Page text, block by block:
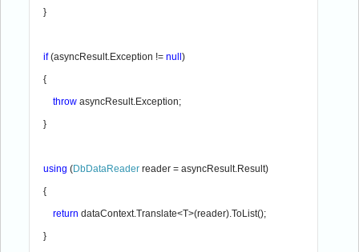
if (asyncResult.Exception != null )
throw asyncResult.Exception;
using (DbDataReader reader = asyncResult.Result)
return dataContext.Translate<T>(reader).ToList();